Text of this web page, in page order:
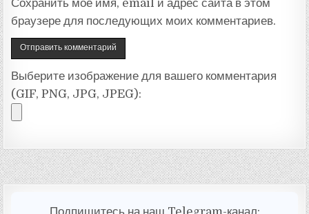
Сохранить моё имя, email и адрес сайта в этом
браузере для последующих моих комментариев.
Выберите изображение для вашего комментария
(GIF, PNG, JPG, JPEG):